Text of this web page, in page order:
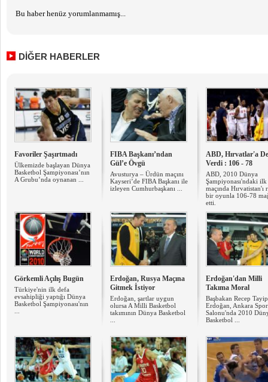
Bu haber henüz yorumlanmamış...
DİĞER HABERLER
Favoriler Şaşırtmadı
Ülkemizde başlayan Dünya
Basketbol Şampiyonası’nın
A Grubu’nda oynanan ...
FIBA Başkanı’ndan
Gül’e Övgü
Avusturya – Ürdün maçını
Kayseri’de FIBA Başkanı ile
izleyen Cumhurbaşkanı ...
ABD, Hırvatlar'a
Verdi : 106 - 78
ABD, 2010 Dünya
Şampiyonası'ndaki ilk
maçında Hırvatistan'ı
bir oyunla 106-78
etti.
Görkemli Açılış Bugün
Türkiye'nin ilk defa
evsahipliği yaptığı Dünya
Basketbol Şampiyonası'nın
Erdoğan, Rusya Maçına
Gitmek İstiyor
Erdoğan, şartlar uygun
olursa A Milli Basketbol
takımının Dünya Basketbol
Erdoğan'dan Milli
Takıma Moral
Başbakan Recep Tayip
Erdoğan, Ankara Spor
Salonu'nda 2010
Basketbol ...